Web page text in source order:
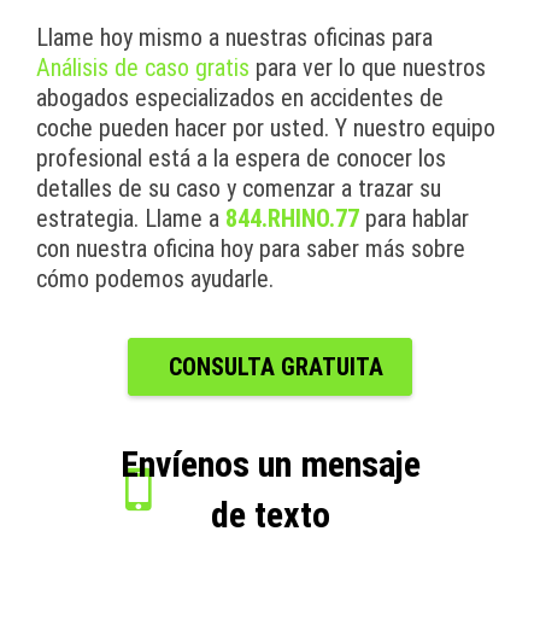
Llame hoy mismo a nuestras oficinas para
Análisis de caso gratis para ver lo que nuestros
abogados especializados en accidentes de
coche pueden hacer por usted. Y nuestro equipo
profesional está a la espera de conocer los
detalles de su caso y comenzar a trazar su
estrategia. Llame a 844.RHINO.77 para hablar
con nuestra oficina hoy para saber más sobre
cómo podemos ayudarle.
CONSULTA GRATUITA
Envíenos un mensaje
de texto